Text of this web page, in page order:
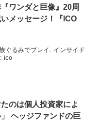
ワンダと巨像』20周
メッセージ！『 ICO
ぐるみでプレイ. インサイド
ico
たのは個人投資家によ
ヘッジファンドの巨